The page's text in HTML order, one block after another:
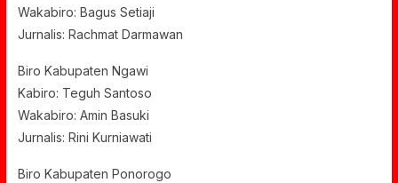
Wakabiro: Bagus Setiaji
Jurnalis: Rachmat Darmawan
Biro Kabupaten Ngawi
Kabiro: Teguh Santoso
Wakabiro: Amin Basuki
Jurnalis: Rini Kurniawati
Biro Kabupaten Ponorogo